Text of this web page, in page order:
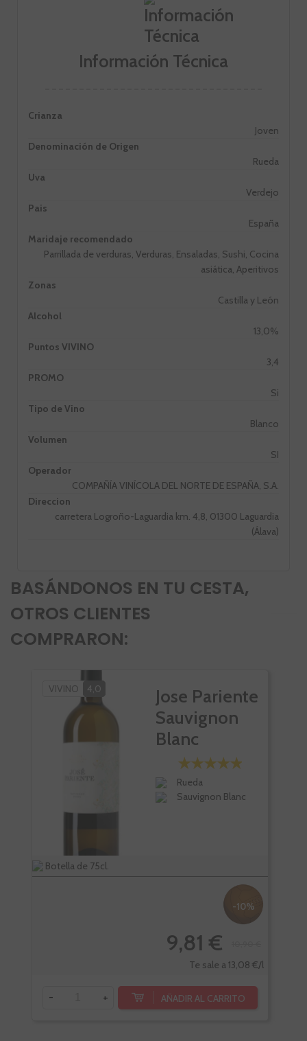
Información Técnica
Crianza
Joven
Denominación de Origen
Rueda
Uva
Verdejo
Pais
España
Maridaje recomendado
Parrillada de verduras, Verduras, Ensaladas, Sushi, Cocina
asiática, Aperitivos
Zonas
Castilla y León
Alcohol
13,0%
Puntos VIVINO
3,4
PROMO
Si
Tipo de Vino
Blanco
Volumen
SI
Operador
COMPAÑÍA VINÍCOLA DEL NORTE DE ESPAÑA, S.A.
Direccion
carretera Logroño-Laguardia km. 4,8, 01300 Laguardia
(Álava)
BASÁNDONOS EN TU CESTA,
OTROS CLIENTES
COMPRARON:
VIVINO 4,0
Jose Pariente
Sauvignon
Blanc
Rueda
Sauvignon Blanc
Botella de 75cl.
-10%
9,81 €
Te sale a 13,08 €/l
- + AÑADIR AL CARRITO